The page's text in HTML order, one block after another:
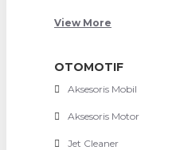
View More
OTOMOTIF
Aksesoris Mobil
Aksesoris Motor
Jet Cleaner